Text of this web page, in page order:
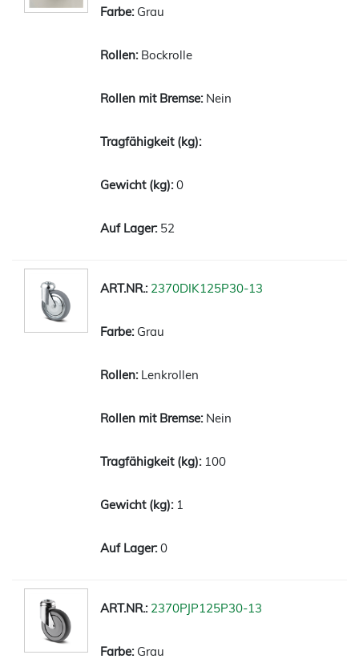
Grau
Bockrolle
Nein
0
52
2370DIK125P30-13
Grau
Lenkrollen
Nein
100
1
0
2370PJP125P30-13
Grau